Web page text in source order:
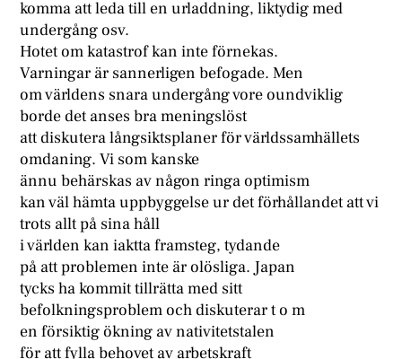
komma att leda till en urladdning, liktydig med
undergång osv.
Hotet om katastrof kan inte förnekas.
Varningar är sannerligen befogade. Men
om världens snara undergång vore oundviklig
borde det anses bra meningslöst
att diskutera långsiktsplaner för världssamhällets
omdaning. Vi som kanske
ännu behärskas av någon ringa optimism
kan väl hämta uppbyggelse ur det förhållandet att vi
trots allt på sina håll
i världen kan iaktta framsteg, tydande
på att problemen inte är olösliga. Japan
tycks ha kommit tillrätta med sitt
befolkningsproblem och diskuterar t o m
en försiktig ökning av nativitetstalen
för att fylla behovet av arbetskraft